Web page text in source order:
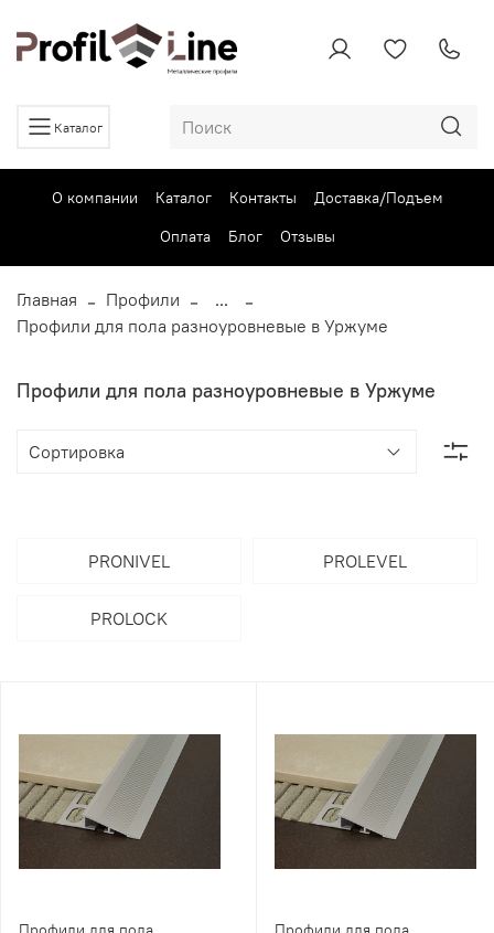
Каталог
О компании Каталог Контакты
Доставка/Подъем
Оплата
Блог Отзывы
Главная Профили
...
Профили для пола разноуровневые в Уржуме
Профили для пола разноуровневые в Уржуме
PRONIVEL PROLEVEL
PROLOCK